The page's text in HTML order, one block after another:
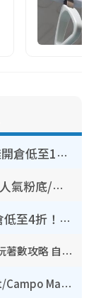
開倉優惠 | 尖沙咀海港城名牌波鞋開倉低至1折！On鞋$899起／Joy&Peace鞋履$98起
CHANEL美妝限時減價低至3折！人氣粉底/唇膏/精華液低至$275！COCO香水都有平
開倉優惠｜尖沙咀名牌行李箱開倉低至4折！一連5日 American Tourister/ace./Hallmark $200起！
【8月生日優惠2026】全港85大食買玩著數攻略 自助餐/火鍋放題同行免費＋誠品/DONKI送現金券
開倉優惠｜銅鑼灣時代廣場Doughnut/Campo Marzio開倉低至1折！背囊、書包、手袋劈價$200起